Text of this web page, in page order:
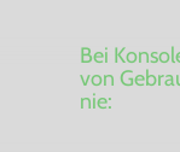
Bei
von
nie: